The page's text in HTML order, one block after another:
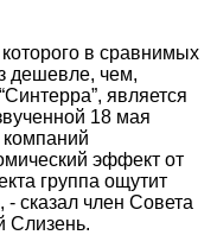
в сравнимых
дешевле, чем,
является
18 мая
компаний
эффект от
группа ощутит
- сказал член Совета
Слизень.